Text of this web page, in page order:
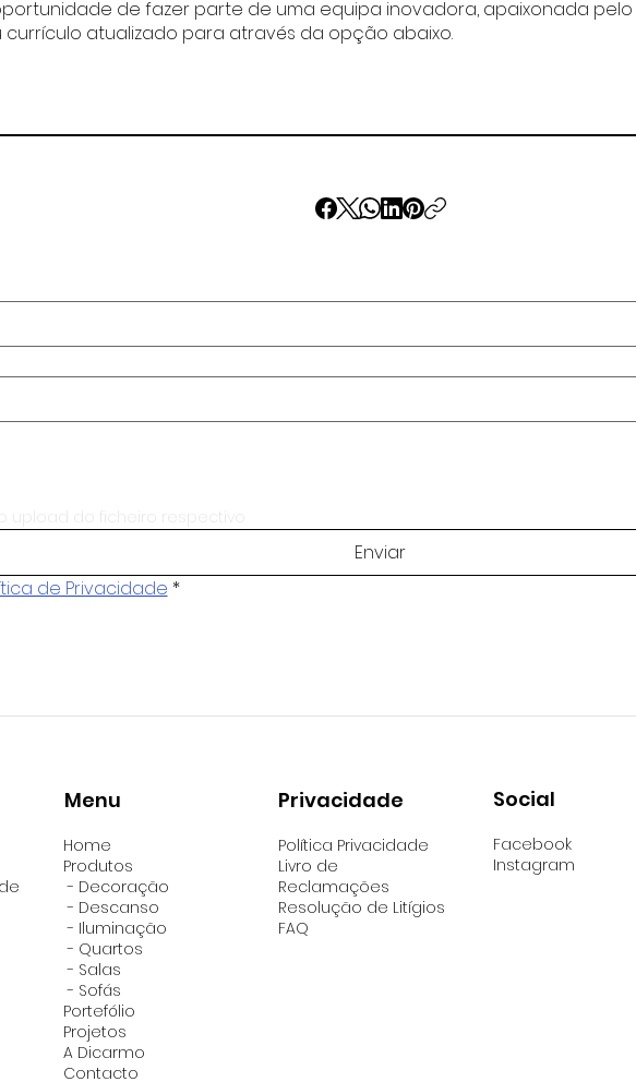
de fazer parte de uma equipa inovadora, apaixonada
currículo atualizado para através da opção abaixo.
upload do ficheiro respectivo
Enviar
de Privacidade *
Home
Produtos
- Decoração
- Descanso
- Iluminação
- Quartos
- Salas
- Sofás
Portefólio
Projetos
A Dicarmo
Contacto
Menu
Política Privacidade
Livro de
Reclamações
Resolução de Litígios
FAQ
Privacidade
Facebook
Instagram
Social